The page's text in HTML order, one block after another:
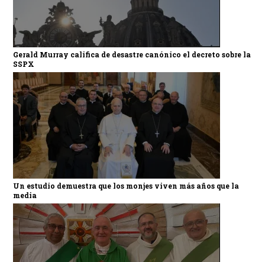
Gerald Murray califica de desastre canónico el decreto sobre la
SSPX
Un estudio demuestra que los monjes viven más años que la
media